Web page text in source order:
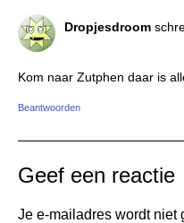
Dropjesdroom
Kom naar Zutphen daar is
Beantwoorden
Geef een reactie
Je e-mailadres wordt niet